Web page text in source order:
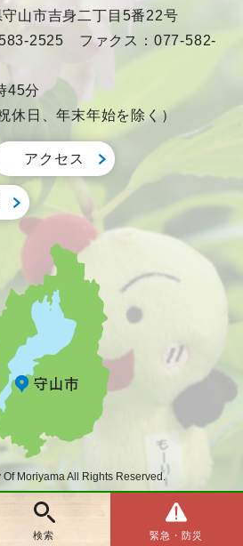
検索 緊急・防災
山市吉身二丁目5番22号
2525 ファクス：077-582-
45分
休日、年末年始を除く）
アクセス
Moriyama All Rights Reserved.